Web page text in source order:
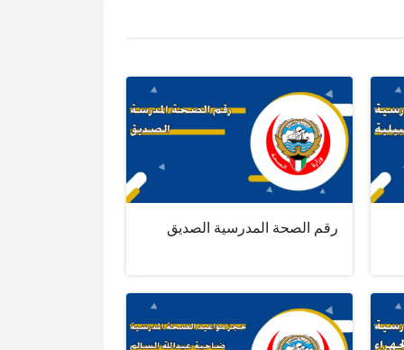
رقم الصحة المدرسية الصديق